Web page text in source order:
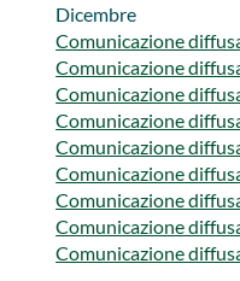
Dicembre
Comunicazione
Comunicazione
Comunicazione
Comunicazione
Comunicazione
Comunicazione
Comunicazione
Comunicazione
Comunicazione